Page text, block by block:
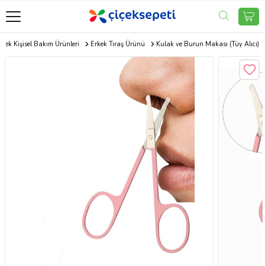
Kişisel Bakım Ürünleri Erkek Tıraş Ürünü Kulak ve Burun Makası (Tüy Alıcı)